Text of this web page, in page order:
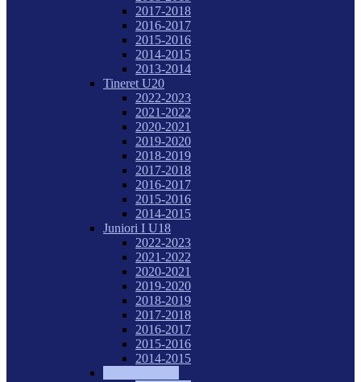
2017-2018
2016-2017
2015-2016
2014-2015
2013-2014
Tineret U20
2022-2023
2021-2022
2020-2021
2019-2020
2018-2019
2017-2018
2016-2017
2015-2016
2014-2015
Juniori I U18
2022-2023
2021-2022
2020-2021
2019-2020
2018-2019
2017-2018
2016-2017
2015-2016
2014-2015